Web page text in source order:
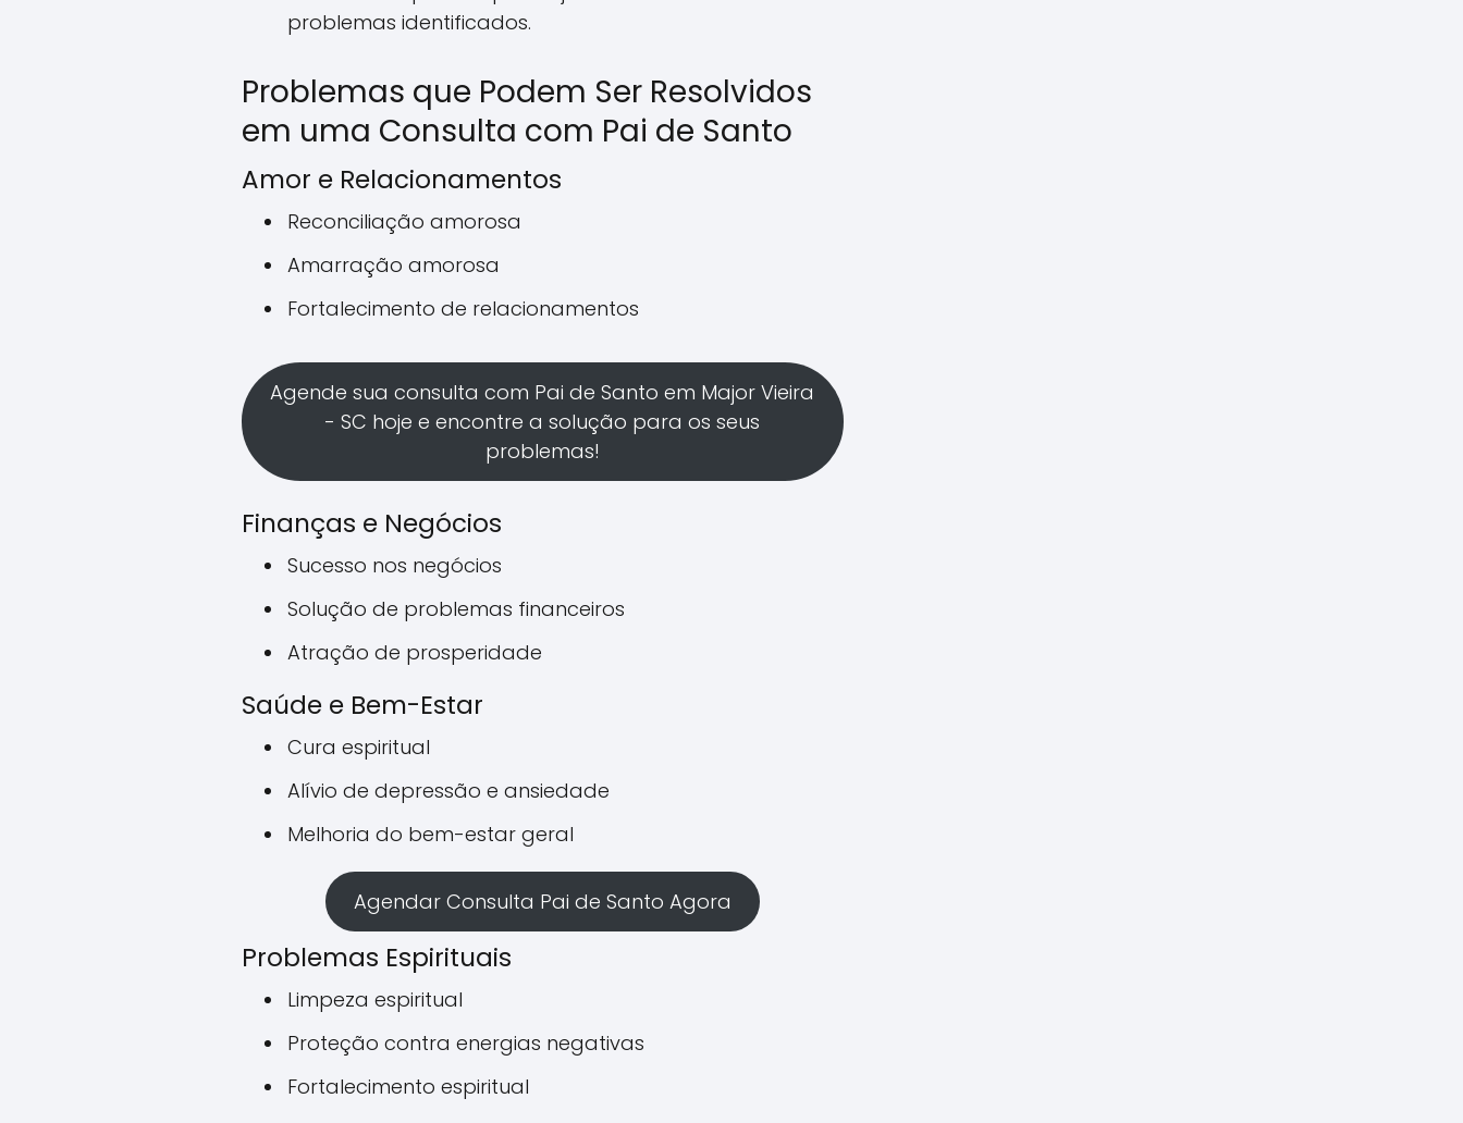
problemas identificados.
Problemas que Podem Ser Resolvidos
em uma Consulta com Pai de Santo
Amor e Relacionamentos
Reconciliação amorosa
Amarração amorosa
Fortalecimento de relacionamentos
Agende sua consulta com Pai de Santo em Major Vieira
- SC hoje e encontre a solução para os seus
problemas!
Finanças e Negócios
Sucesso nos negócios
Solução de problemas financeiros
Atração de prosperidade
Saúde e Bem-Estar
Cura espiritual
Alívio de depressão e ansiedade
Melhoria do bem-estar geral
Agendar Consulta Pai de Santo Agora
Problemas Espirituais
Limpeza espiritual
Proteção contra energias negativas
Fortalecimento espiritual